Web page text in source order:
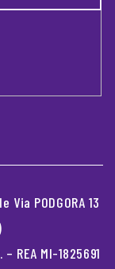
Via PODGORA 13
REA MI-1825691